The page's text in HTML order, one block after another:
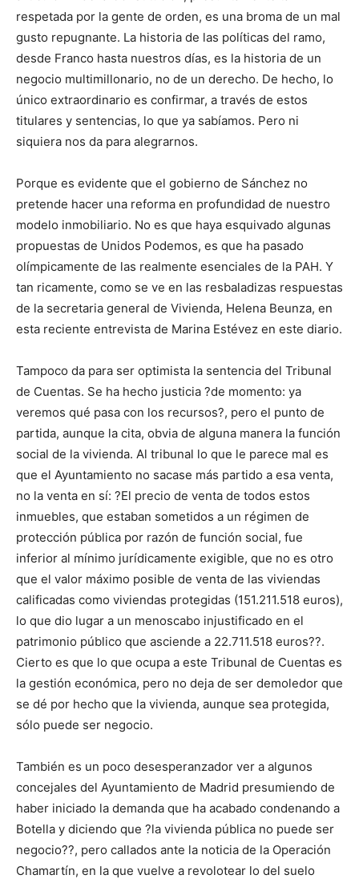
respetada por la gente de orden, es una broma de un mal
gusto repugnante. La historia de las políticas del ramo,
desde Franco hasta nuestros días, es la historia de un
negocio multimillonario, no de un derecho. De hecho, lo
único extraordinario es confirmar, a través de estos
titulares y sentencias, lo que ya sabíamos. Pero ni
siquiera nos da para alegrarnos.
Porque es evidente que el gobierno de Sánchez no
pretende hacer una reforma en profundidad de nuestro
modelo inmobiliario. No es que haya esquivado algunas
propuestas de Unidos Podemos, es que ha pasado
olímpicamente de las realmente esenciales de la PAH. Y
tan ricamente, como se ve en las resbaladizas respuestas
de la secretaria general de Vivienda, Helena Beunza, en
esta reciente entrevista de Marina Estévez en este diario.
Tampoco da para ser optimista la sentencia del Tribunal
de Cuentas. Se ha hecho justicia ?de momento: ya
veremos qué pasa con los recursos?, pero el punto de
partida, aunque la cita, obvia de alguna manera la función
social de la vivienda. Al tribunal lo que le parece mal es
que el Ayuntamiento no sacase más partido a esa venta,
no la venta en sí: ?El precio de venta de todos estos
inmuebles, que estaban sometidos a un régimen de
protección pública por razón de función social, fue
inferior al mínimo jurídicamente exigible, que no es otro
que el valor máximo posible de venta de las viviendas
calificadas como viviendas protegidas (151.211.518 euros),
lo que dio lugar a un menoscabo injustificado en el
patrimonio público que asciende a 22.711.518 euros??.
Cierto es que lo que ocupa a este Tribunal de Cuentas es
la gestión económica, pero no deja de ser demoledor que
se dé por hecho que la vivienda, aunque sea protegida,
sólo puede ser negocio.
También es un poco desesperanzador ver a algunos
concejales del Ayuntamiento de Madrid presumiendo de
haber iniciado la demanda que ha acabado condenando a
Botella y diciendo que ?la vivienda pública no puede ser
negocio??, pero callados ante la noticia de la Operación
Chamartín, en la que vuelve a revolotear lo del suelo